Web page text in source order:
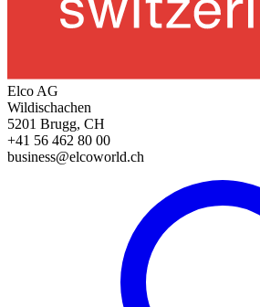
Elco AG
Wildischachen
5201 Brugg, CH
+41 56 462 80 00
business@elcoworld.ch